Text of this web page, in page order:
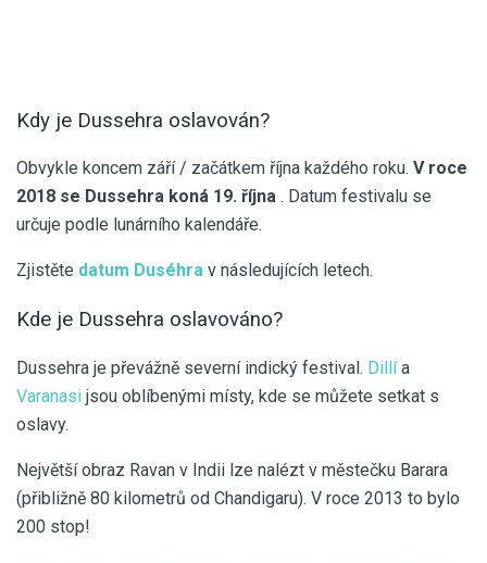
Kdy je Dussehra oslavován?
Obvykle koncem září / začátkem října každého roku. V roce
2018 se Dussehra koná 19. října . Datum festivalu se
určuje podle lunárního kalendáře.
Zjistěte datum Duséhra v následujících letech.
Kde je Dussehra oslavováno?
Dussehra je převážně severní indický festival. Dillía
Varanasi jsou oblíbenými místy, kde se můžete setkat s
oslavy.
Největší obraz Ravan v Indii lze nalézt v městečku Barara
(přibližně 80 kilometrů od Chandigaru). V roce 2013 to bylo
200 stop!